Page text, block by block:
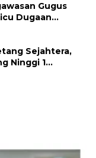
Gugus
Dugaan
Bale-Bale di
Sejahtera,
Ninggi 1
Tunai